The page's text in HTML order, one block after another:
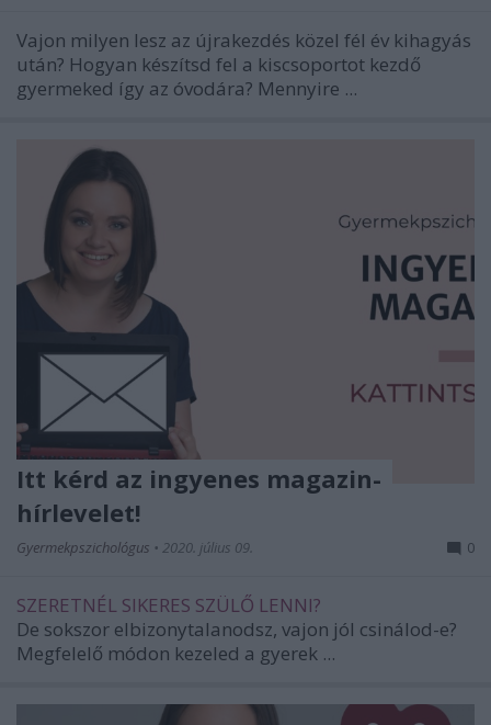
Vajon milyen lesz az újrakezdés közel fél év kihagyás
után? Hogyan készítsd fel a kiscsoportot kezdő
gyermeked így az óvodára? Mennyire ...
Itt kérd az ingyenes magazin-
hírlevelet!
Gyermekpszichológus • 2020. július 09. 0
SZERETNÉL SIKERES SZÜLŐ LENNI?
De sokszor elbizonytalanodsz, vajon jól csinálod-e?
Megfelelő módon kezeled a gyerek ...